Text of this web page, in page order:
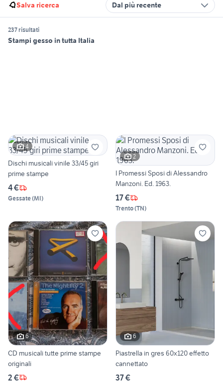
Salva ricerca Dal più recente
237 risultati
Stampi gesso in tutta Italia
4
Dischi musicali vinile 33/45 giri
prime stampe
4 €
Gessate(MI)
2
I Promessi Sposi di Alessandro
Manzoni. Ed. 1963.
17 €
Trento(TN)
6
CD musicali tutte prime stampe
originali
2 €
6
Piastrella in gres 60x120 effetto
cannettato
37 €